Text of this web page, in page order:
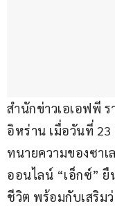
สำนักข่าวเอเอฟพี ร
อิหร่าน เมื่อวันที่ 23
ทนายความของซา
ออนไลน์ “เอ็กซ์”
ชีวิต พร้อมกับเสริม